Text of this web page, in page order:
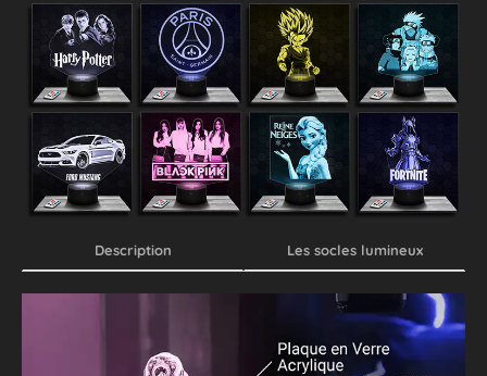
Description Les socles lumineux